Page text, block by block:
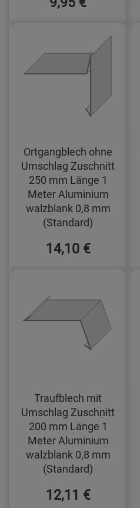
Ortgangblech ohne
Umschlag Zuschnitt
250 mm Länge 1
Meter Aluminium
walzblank 0,8 mm
(Standard)
14,10 €
Traufblech mit
Umschlag Zuschnitt
200 mm Länge 1
Meter Aluminium
walzblank 0,8 mm
(Standard)
12,11 €